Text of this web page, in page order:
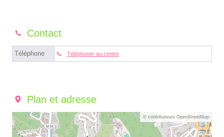
Contact
Téléphone Téléphoner au centre
Plan et adresse
© contributeurs OpenStreetMap